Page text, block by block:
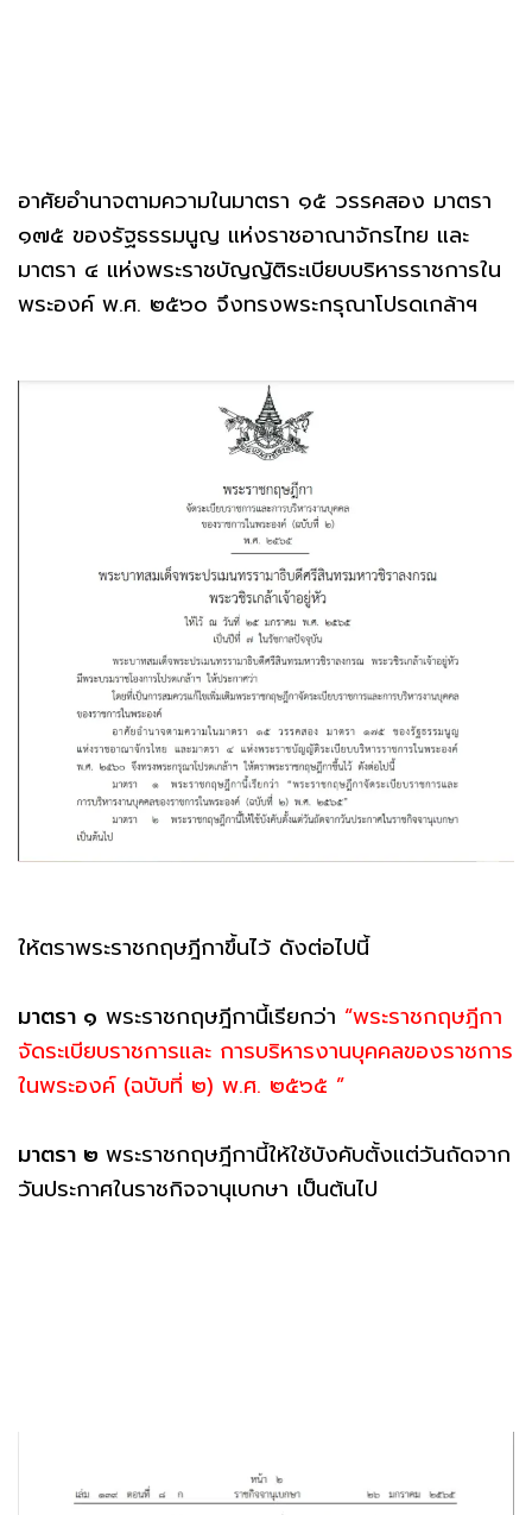
อาศัยอํานาจตามความในมาตรา ๑๕ วรรคสอง มาตรา
๑๗๕ ของรัฐธรรมนูญ แห่งราชอาณาจักรไทย และ
มาตรา ๔ แห่งพระราชบัญญัติระเบียบบริหารราชการใน
พระองค์ พ.ศ. ๒๕๖๐ จึงทรงพระกรุณาโปรดเกล้าฯ
ให้ตราพระราชกฤษฎีกาขึ้นไว้ ดังต่อไปนี้
มาตรา ๑ พระราชกฤษฎีกานี้เรียกว่า “พระราชกฤษฎีกา
จัดระเบียบราชการและ การบริหารงานบุคคลของราชการ
ในพระองค์ (ฉบับที่ ๒) พ.ศ. ๒๕๖๕ ”
มาตรา ๒ พระราชกฤษฎีกานี้ให้ใช้บังคับตั้งแต่วันถัดจาก
วันประกาศในราชกิจจานุเบกษา เป็นต้นไป